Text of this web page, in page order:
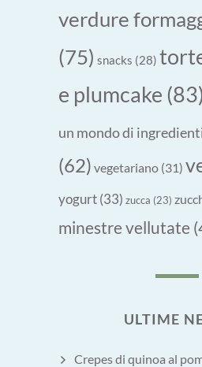
verdure
(75) snacks (28)
e plumcake (83)
un mondo di
(62) vegetariano (31)
yogurt(33) zucca (23)
minestre vellutate
ULTIME
Crepes di quinoa al